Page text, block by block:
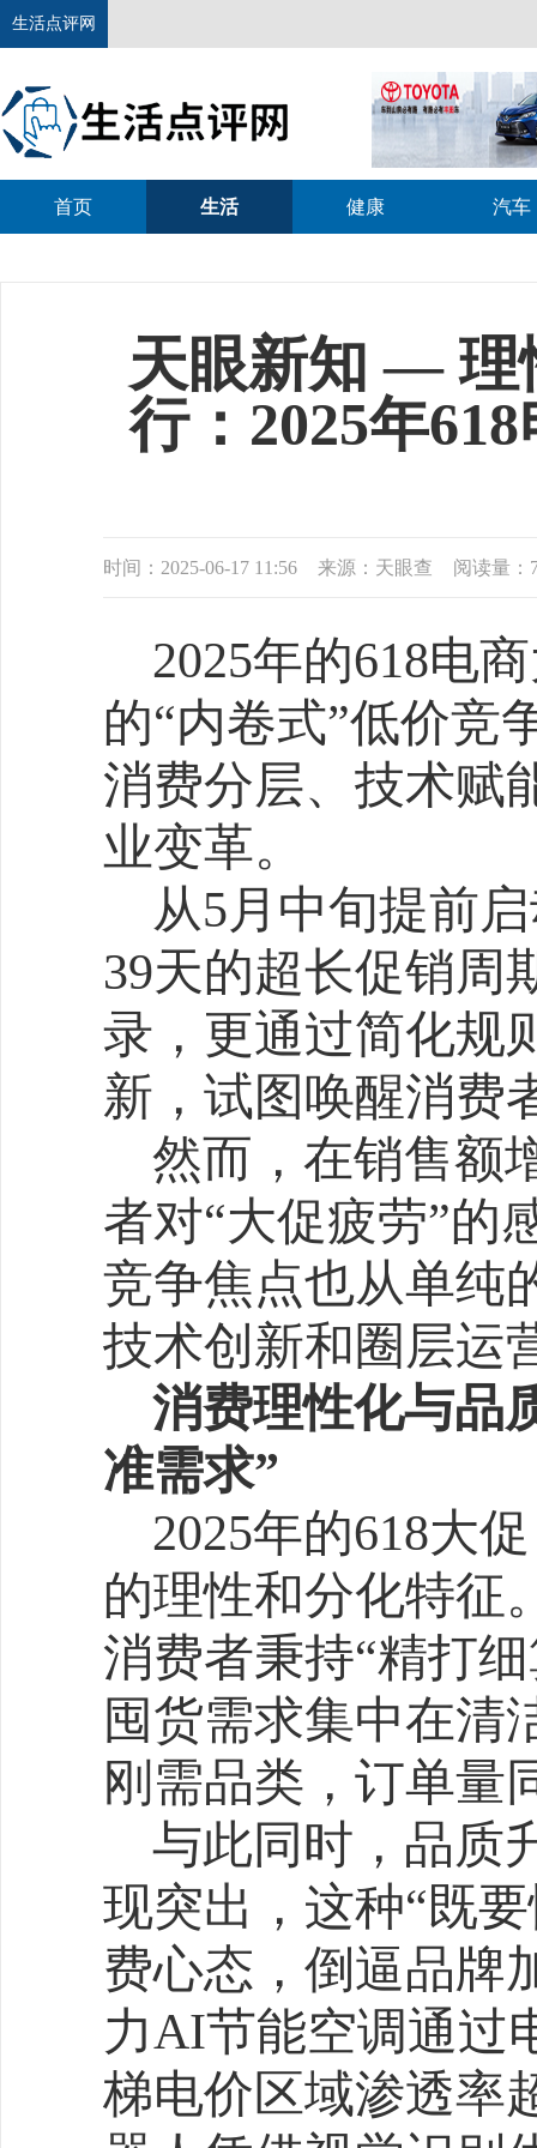
生活点评网
首页 生活 健康 汽车
行：2025年618电商
向
时间：2025-06-17 11:56 来源：天眼查 阅读量：7650 会员投稿
的“内卷式”低价竞争后，
业变革。
从5月中旬提前启动至6
39天的超长促销周期，不
录，更通过简化规则、强
新，试图唤醒消费者的购
然而，在销售额增长的
者对“大促疲劳”的感知愈
竞争焦点也从单纯的价格
技术创新和圈层运营的深
消费理性化与品质化：
准需求”
2025年的618大促，消
的理性和分化特征。京东
消费者秉持“精打细算，
囤货需求集中在清洁纸品
刚需品类，订单量同比增
与此同时，品质升级趋
现突出，这种“既要性价
费心态，倒逼品牌加速技
力AI节能空调通过电力负
梯电价区域渗透率超预期
器人凭借视觉识别优化清
率提升58%。
国货品牌的崛起进一步
势。京东平台热度Top100
产品牌，天猫“亿元俱乐
成。以美妆为例，珀莱雅
借抗老精华、械字号医美
护肤品类TOP10中的6席
肤品25个百分点。消费者
感增强，也推动“新中式”
中式”品类同比增长120%